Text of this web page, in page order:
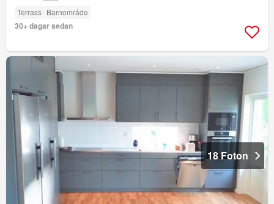
Terrass Barnområde
30+ dagar sedan
18 Foton